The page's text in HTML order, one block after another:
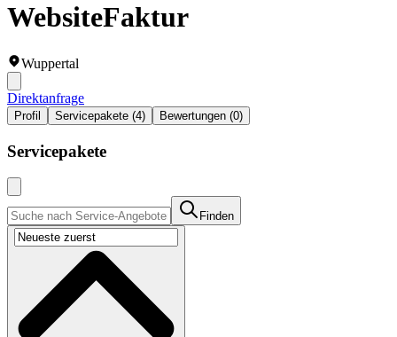
WebsiteFaktur
Wuppertal
Direktanfrage
Profil Servicepakete (4) Bewertungen (0)
Servicepakete
Finden